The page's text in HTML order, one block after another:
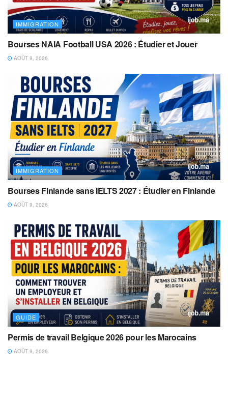
IMMIGRATION
Bourses NAIA Football USA 2026 : Étudier et Jouer
AOÛT 9, 2026
IMMIGRATION
Bourses Finlande sans IELTS 2027 : Étudier en Finlande
AOÛT 9, 2026
GUIDE
Permis de travail Belgique 2026 pour les Marocains
AOÛT 9, 2026